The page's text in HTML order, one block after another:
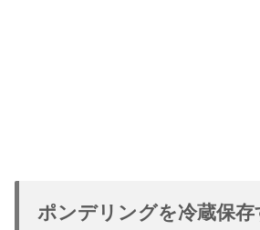
ポンデリングを冷蔵保存